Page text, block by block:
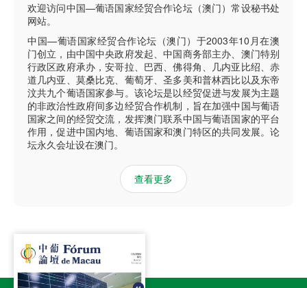
欢迎访问中国—葡语国家经贸合作论坛（澳门）常设秘书处
网站。
中国—葡语国家经贸合作论坛（澳门）于2003年10月在澳
门创立，由中国中央政府发起、中国商务部主办、澳门特别
行政区政府承办，安哥拉、巴西、佛得角、几内亚比绍、赤
道几内亚、莫桑比克、葡萄牙、圣多美和普林西比以及东帝
汶共九个葡语国家参与。该论坛是以经贸促进与发展为主题
的非政治性政府间多边经贸合作机制，旨在加强中国与葡语
国家之间的经贸交流，发挥澳门联系中国与葡语国家的平台
作用，促进中国内地、葡语国家和澳门特区的共同发展。论
坛永久会址设在澳门。
查看更多